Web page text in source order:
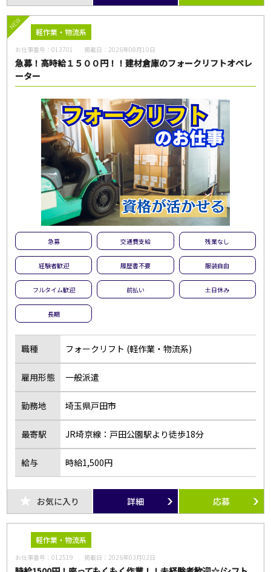
NEW
軽作業・物流系
お仕事番号：013701 掲載日： 2026年08月10日
急募！高時給１５００円！！建材倉庫のフォークリフトオペレ
ーター
急募 交通費支給 残業なし
経験者歓迎 履歴書不要 服装自由
フルタイム歓迎 前払い 土日休み
長期
職種 フォークリフト (軽作業・物流系)
雇用形態 一般派遣
勤務地 埼玉県戸田市
最寄駅 JR埼京線：戸田公園駅より徒歩18分
給与 時給1,500円
お気に入り 詳細 応募
軽作業・物流系
お仕事番号：012519 掲載日： 2026年03月02日
留学生歓迎
寮・社宅あり
フリーワード
この条件のお仕事数
45
この条件で検索
全ての条件をクリア